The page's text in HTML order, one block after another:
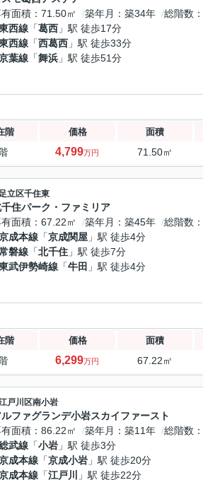
面積
71.50㎡ 築年月 築34年 総階数
西線 「葛西 」駅 徒歩17分
西線 「西葛西 」駅 徒歩33分
葉線 「舞浜 」駅 徒歩51分
階 価格 面積
4,799万円 71.50㎡
足立区千住東
住パーク・ファミリア
面積
67.22㎡ 築年月 築45年 総階数
成本線 「京成関屋 」駅 徒歩4分
磐線 「北千住 」駅 徒歩7分
武伊勢崎線 「牛田 」駅 徒歩4分
階 価格 面積
6,299万円 67.22㎡
戸川区南小岩
ルファグランデ小岩スカイファースト
面積
86.22㎡ 築年月 築11年 総階数
武線 「小岩 」駅 徒歩3分
成本線 「京成小岩 」駅 徒歩20分
成本線 「江戸川 」駅 徒歩22分